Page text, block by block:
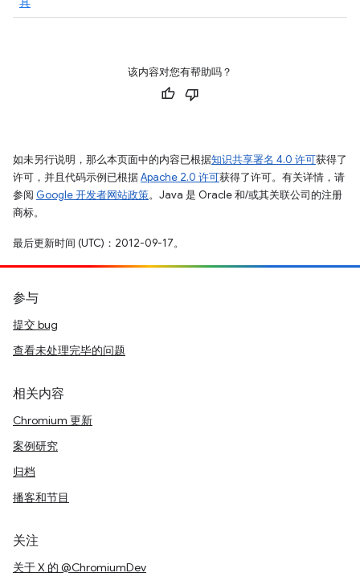
该内容对您有帮助吗？
如未另行说明，那么本页面中的内容已根据知识共享署名 4.0 许可获得了
许可，并且代码示例已根据Apache 2.0 许可获得了许可。有关详情，请
参阅 Google 开发者网站政策。Java 是 Oracle 和/或其关联公司的注册
商标。
最后更新时间 (UTC)：2012-09-17。
参与
提交 bug
查看未处理完毕的问题
相关内容
Chromium 更新
案例研究
归档
播客和节目
关注
关于 X 的 @ChromiumDev